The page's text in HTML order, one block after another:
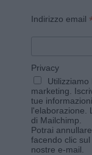
Indirizzo email
Privacy
marketing.
tue
l'elaborazione.
di Mailchimp
Potrai
facendo clic
nostre e-mail.